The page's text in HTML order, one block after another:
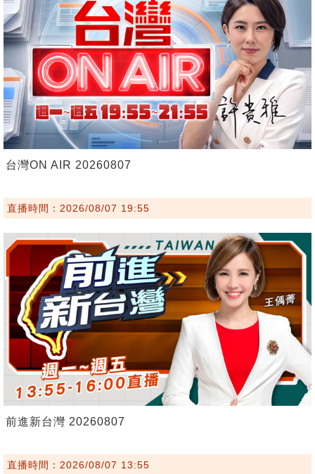
台灣ON AIR 20260807
直播時間：2026/08/07 19:55
前進新台灣 20260807
直播時間：2026/08/07 13:55